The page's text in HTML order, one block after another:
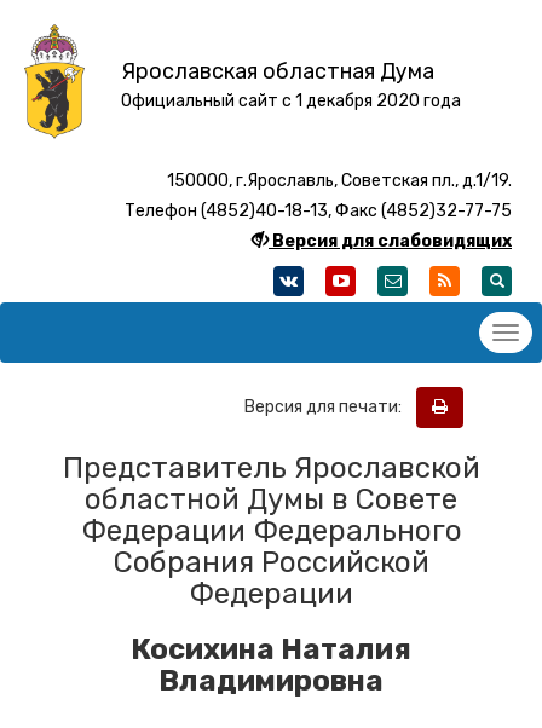
Ярославская областная Дума
Официальный сайт с 1 декабря 2020 года
150000, г.Ярославль, Советская пл., д.1/19.
Телефон (4852)40-18-13, Факс (4852)32-77-75
Версия для слабовидящих
Версия для печати:
Представитель Ярославской
областной Думы в Совете
Федерации Федерального
Собрания Российской
Федерации
Косихина Наталия
Владимировна